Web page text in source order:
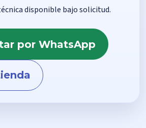
disponible bajo solicitud.
por WhatsApp